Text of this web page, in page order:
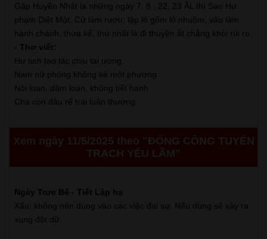
Gặp Huyền Nhật là những ngày 7, 8 , 22, 23 ÂL thì Sao Hư
phạm Diệt Một: Cử làm rượu, lập lò gốm lò nhuộm, vào làm
hành chánh, thừa kế, thứ nhất là đi thuyền ắt chẳng khỏi rủi ro.
- Thơ viết:
Hư tinh tạo tác chịu tai ương.
Nam nữ phòng không kẻ một phương.
Nội loạn, dâm loàn, không tiết hạnh.
Cha con dâu rể trái luân thường.
Xem ngày 11/5/2025 theo "ĐỔNG CÔNG TUYỂN
TRẠCH YẾU LÃM"
Ngày Trưc Bế - Tiết Lập hạ
Xấu, không nên dùng vào các việc đại sự. Nếu dùng sẽ xảy ra
xung đột dữ.